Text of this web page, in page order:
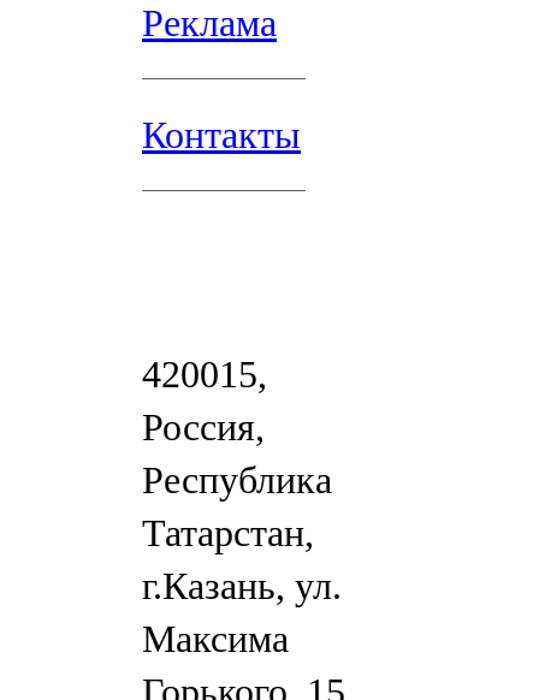
Реклама
Контакты
420015,
Россия,
Республика
Татарстан,
г.Казань, ул.
Максима